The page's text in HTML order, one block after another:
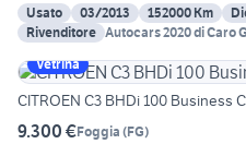
Usato
03/2013 152000 Km
Rivenditore Autocars 2020 di Caro
Vetrina
CITROEN C3 BHDi 100 Business
9.300 €Foggia (FG)